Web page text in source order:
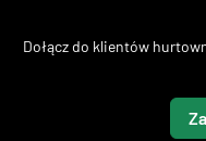
Dołącz do klientów